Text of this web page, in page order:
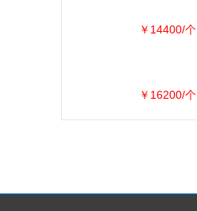
￥14400/个
￥16200/个